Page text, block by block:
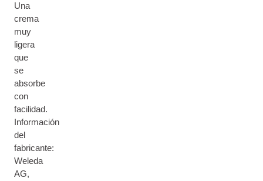
Una
crema
muy
ligera
que
se
absorbe
con
facilidad.
Información
del
fabricante:
Weleda
AG,